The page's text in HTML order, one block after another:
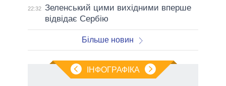
22:32 Зеленський цими вихідними вперше
відвідає Сербію
Більше новин
ІНФОГРАФІКА